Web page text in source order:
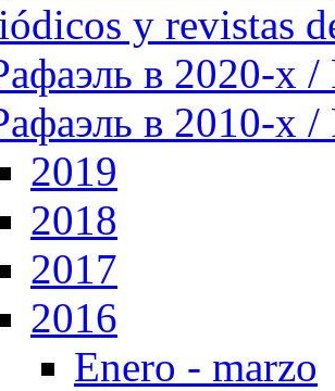
y revistas
в 2020-х /
в 2010-х /
2019
2018
2017
2016
Enero - marzo